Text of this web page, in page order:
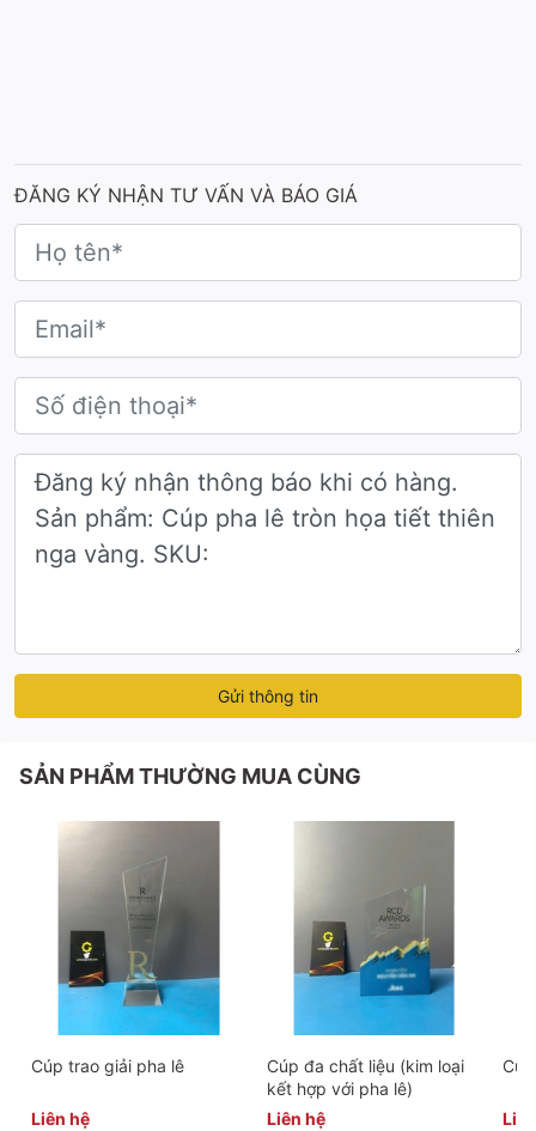
ĐĂNG KÝ NHẬN TƯ VẤN VÀ BÁO GIÁ
Gửi thông tin
SẢN PHẨM THƯỜNG MUA CÙNG
Cúp trao giải pha lê
Liên hệ
Cúp đa chất liệu (kim loại
kết hợp với pha lê)
Liên hệ